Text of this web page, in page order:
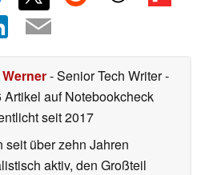
- Senior Tech Writer-
Artikel auf Notebookcheck
seit 2017
seit über zehn Jahren
aktiv, den Großteil